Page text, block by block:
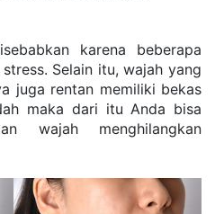
karena beberapa
Selain itu, wajah yang
juga rentan memiliki bekas
maka dari itu Anda bisa
wajah mеnghіlаngkаn